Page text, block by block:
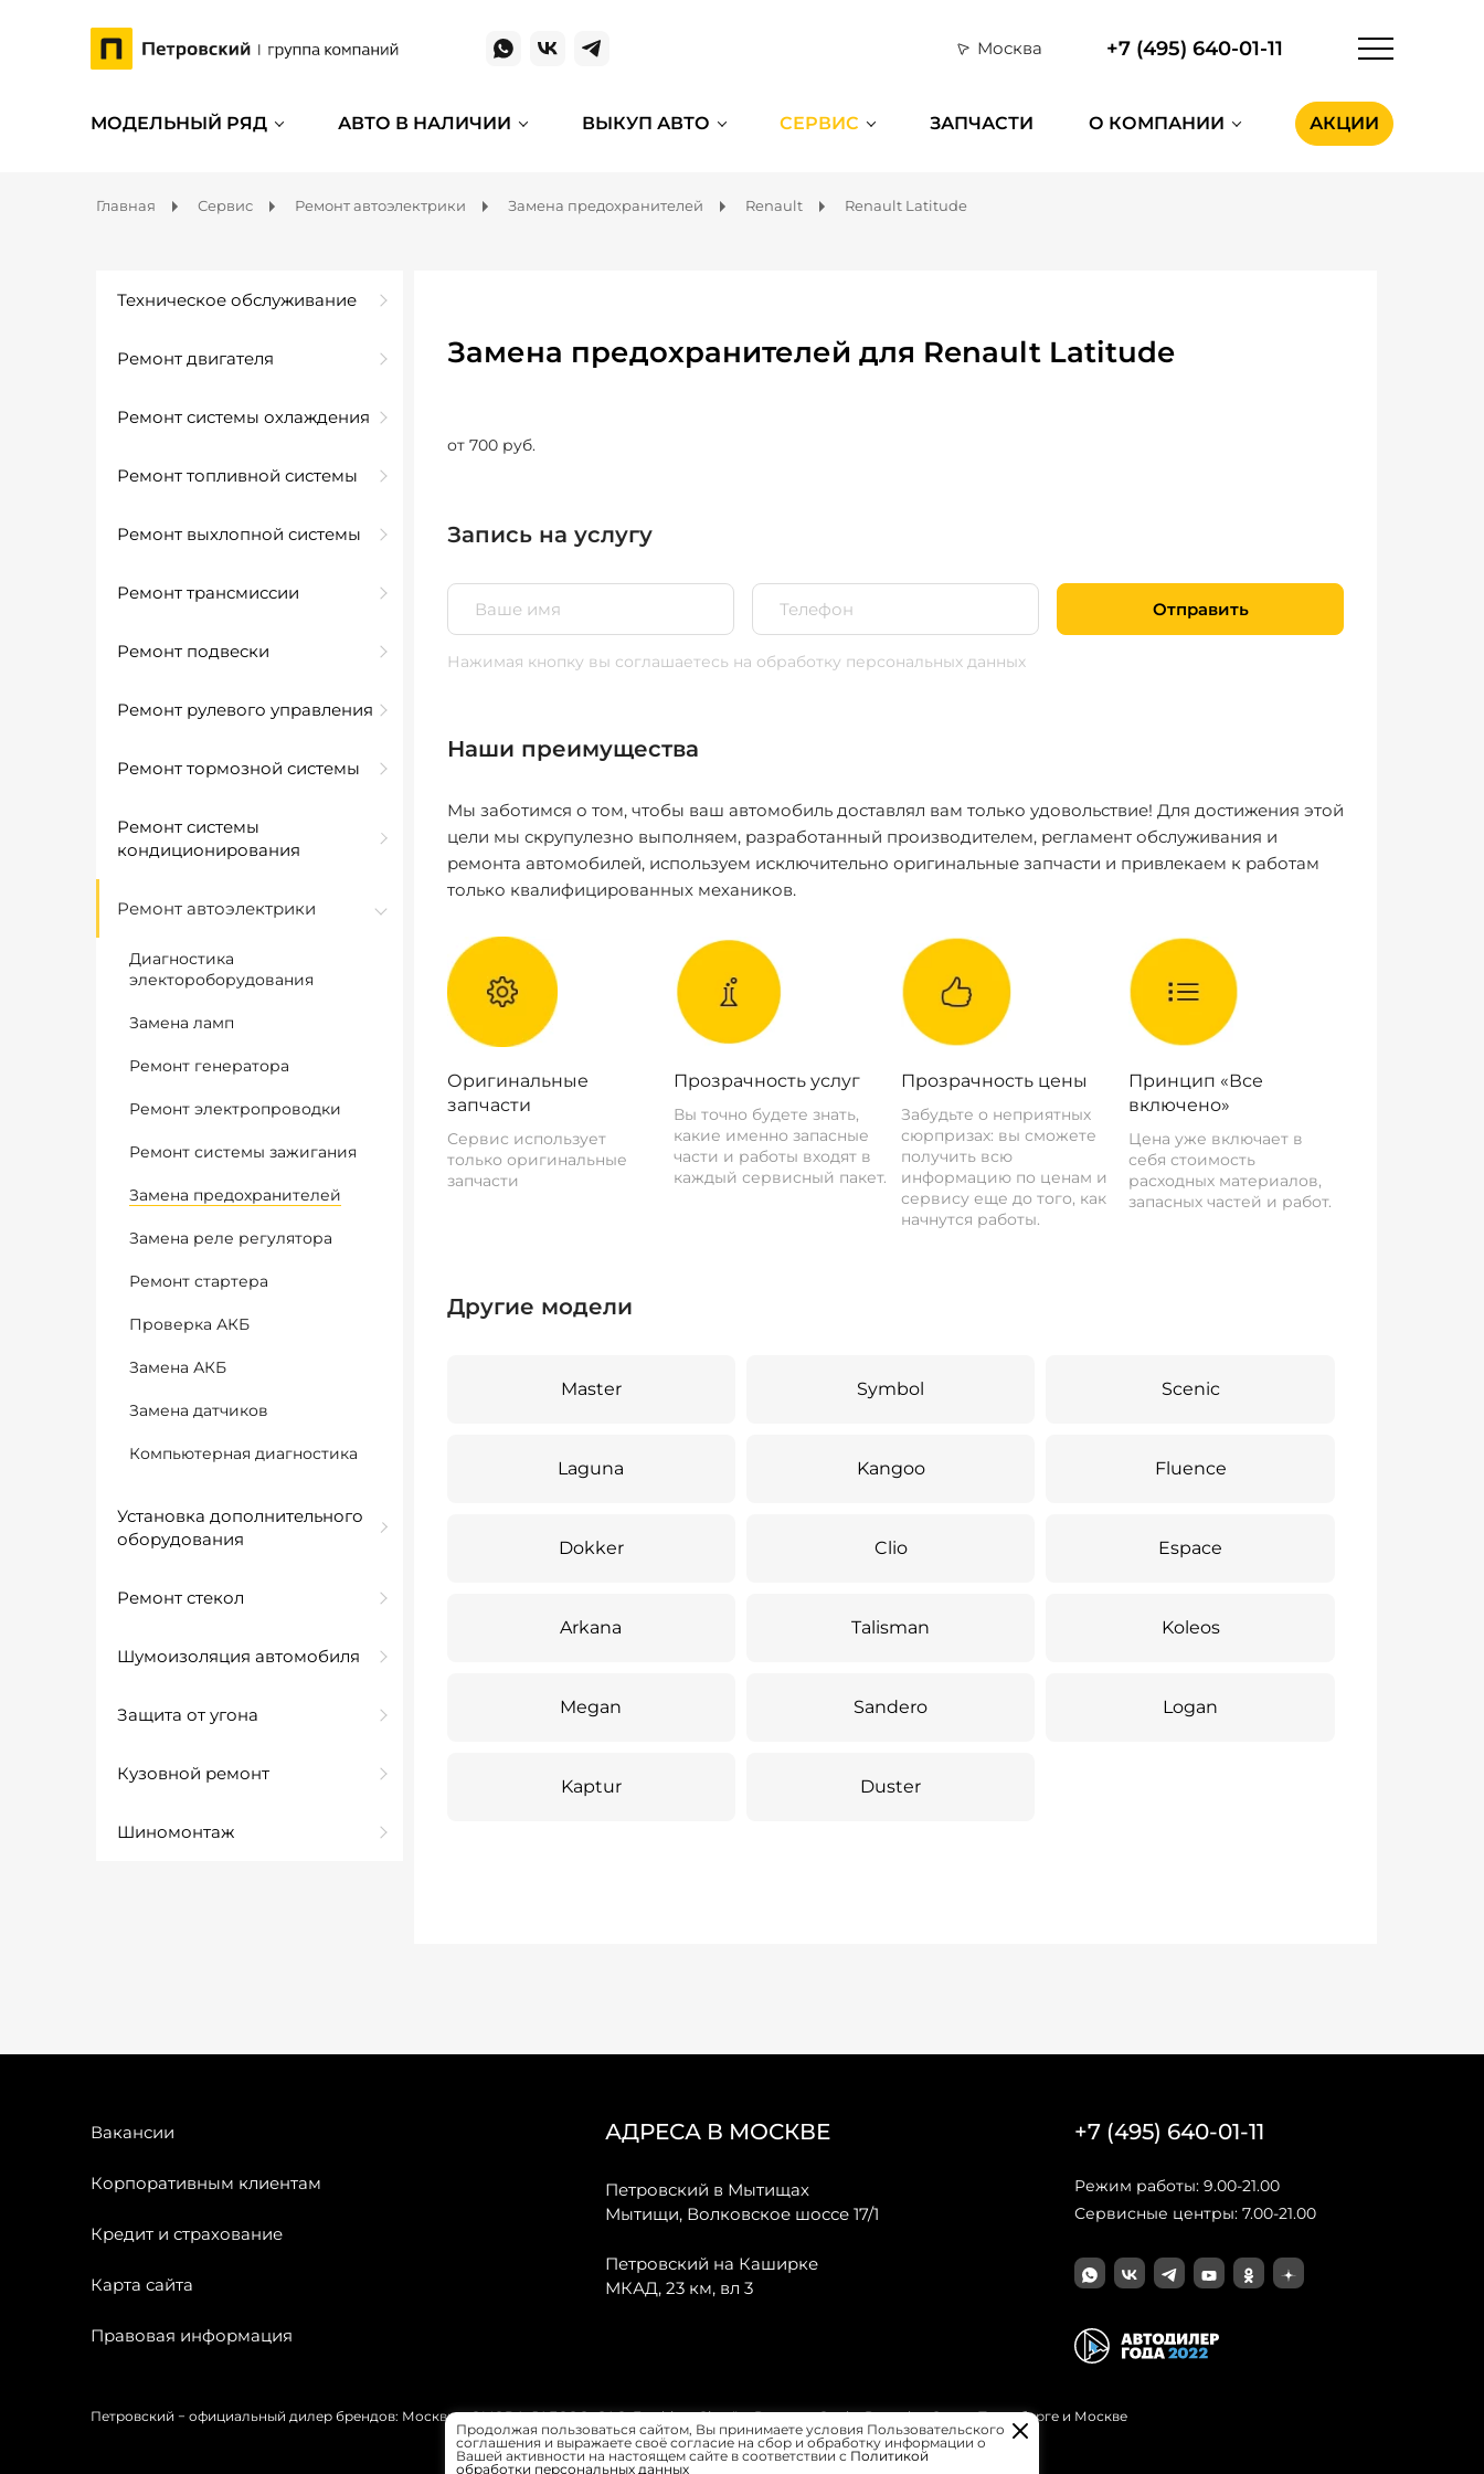
Москва +7 (495) 640-01-11
МОДЕЛЬНЫЙ РЯД АВТО В НАЛИЧИИ ВЫКУП АВТО СЕРВИС ЗАПЧАСТИ О КОМПАНИИ АКЦИИ
Главная Сервис Ремонт автоэлектрики Замена предохранителей Renault Renault Latitude
Техническое обслуживание
Ремонт двигателя
Ремонт системы охлаждения
Ремонт топливной системы
Ремонт выхлопной системы
Ремонт трансмиссии
Ремонт подвески
Ремонт рулевого управления
Ремонт тормозной системы
Ремонт системы
кондиционирования
Ремонт автоэлектрики
Диагностика
электороборудования
Замена ламп
Ремонт генератора
Ремонт электропроводки
Ремонт системы зажигания
Замена предохранителей
Замена реле регулятора
Ремонт стартера
Проверка АКБ
Замена АКБ
Замена датчиков
Компьютерная диагностика
Установка дополнительного
оборудования
Ремонт стекол
Шумоизоляция автомобиля
Защита от угона
Кузовной ремонт
Шиномонтаж
Замена предохранителей для Renault Latitude
от 700 руб.
Запись на услугу
Отправить
Нажимая кнопку вы соглашаетесь на обработку персональных данных
Наши преимущества
Мы заботимся о том, чтобы ваш автомобиль доставлял вам только удовольствие! Для достижения этой
цели мы скрупулезно выполняем, разработанный производителем, регламент обслуживания и
ремонта автомобилей, используем исключительно оригинальные запчасти и привлекаем к работам
только квалифицированных механиков.
Оригинальные
запчасти
Сервис использует
только оригинальные
запчасти
Прозрачность услуг
Вы точно будете знать,
какие именно запасные
части и работы входят в
каждый сервисный пакет.
Прозрачность цены
Забудьте о неприятных
сюрпризах: вы сможете
получить всю
информацию по ценам и
сервису еще до того, как
начнутся работы.
Принцип «Все
включено»
Цена уже включает в
себя стоимость
расходных материалов,
запасных частей и работ.
Другие модели
Master Symbol Scenic
Laguna Kangoo Fluence
Dokker Clio Espace
Arkana Talisman Koleos
Megan Sandero Logan
Kaptur Duster
Вакансии
Корпоративным клиентам
Кредит и страхование
Карта сайта
Правовая информация
АДРЕСА В МОСКВЕ
Петровский в Мытищах
Мытищи, Волковское шоссе 17/1
Петровский на Каширке
МКАД, 23 км, вл 3
+7 (495) 640-01-11
Режим работы: 9.00-21.00
Сервисные центры: 7.00-21.00
Петровский − официальный дилер брендов: Москвич, OMODA, JAECOO, GAC, Forthing, Citroёn, Peugeot, Opel и Renault в Санкт-Петербурге и Москве
Продолжая пользоваться сайтом, Вы принимаете условия Пользовательского
соглашения и выражаете своё согласие на сбор и обработку информации о
Вашей активности на настоящем сайте в соответствии с Политикой
обработки персональных данных